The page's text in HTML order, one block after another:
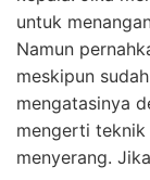
untuk
Namun
meskipun
mengatasinya
mengerti
menyerang.